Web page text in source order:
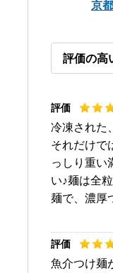
京
評価の高
冷凍された
それだけで
っしり重い
い♪麺は全
麺で、濃厚
魚介つけ麺